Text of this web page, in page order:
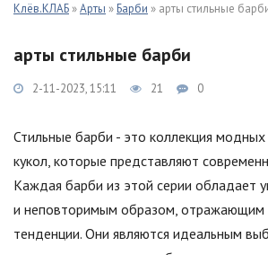
Клёв.КЛАБ »Арты »Барби » арты стильные
арты стильные барби
2-11-2023, 15:11 21 0
Стильные барби - это коллекция модных
кукол, которые представляют
Каждая барби из этой серии обладает
и неповторимым образом, отражающим
тенденции. Они являются идеальным